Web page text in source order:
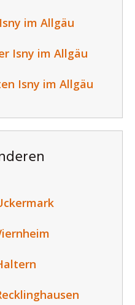
im Allgäu
Isny im Allgäu
Isny im Allgäu